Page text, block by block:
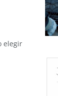
elegir